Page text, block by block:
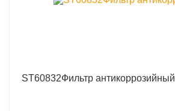
ST60832Фильтр антикоррозийный